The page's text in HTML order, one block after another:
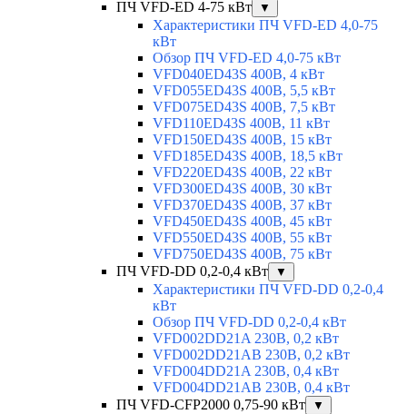
ПЧ VFD-ED 4-75 кВт ▼
Характеристики ПЧ VFD-ED 4,0-75
кВт
Обзор ПЧ VFD-ED 4,0-75 кВт
VFD040ED43S 400В, 4 кВт
VFD055ED43S 400В, 5,5 кВт
VFD075ED43S 400В, 7,5 кВт
VFD110ED43S 400В, 11 кВт
VFD150ED43S 400В, 15 кВт
VFD185ED43S 400В, 18,5 кВт
VFD220ED43S 400В, 22 кВт
VFD300ED43S 400В, 30 кВт
VFD370ED43S 400В, 37 кВт
VFD450ED43S 400В, 45 кВт
VFD550ED43S 400В, 55 кВт
VFD750ED43S 400В, 75 кВт
ПЧ VFD-DD 0,2-0,4 кВт
▼
Характеристики ПЧ VFD-DD 0,2-0,4
кВт
Обзор ПЧ VFD-DD 0,2-0,4 кВт
VFD002DD21A 230В, 0,2 кВт
VFD002DD21AB 230В, 0,2 кВт
VFD004DD21A 230В, 0,4 кВт
VFD004DD21AB 230В, 0,4 кВт
ПЧ VFD-CFP2000 0,75-90 кВт
▼